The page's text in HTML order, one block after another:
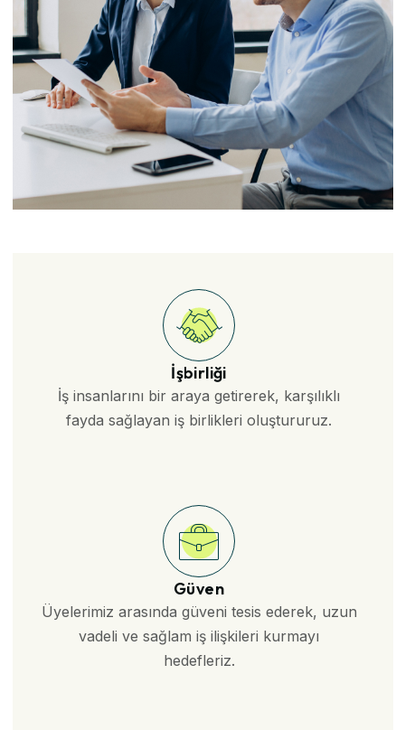
İşbirliği
İş insanlarını bir araya getirerek, karşılıklı
fayda sağlayan iş birlikleri oluştururuz.
Güven
Üyelerimiz arasında güveni tesis ederek, uzun
vadeli ve sağlam iş ilişkileri kurmayı
hedefleriz.